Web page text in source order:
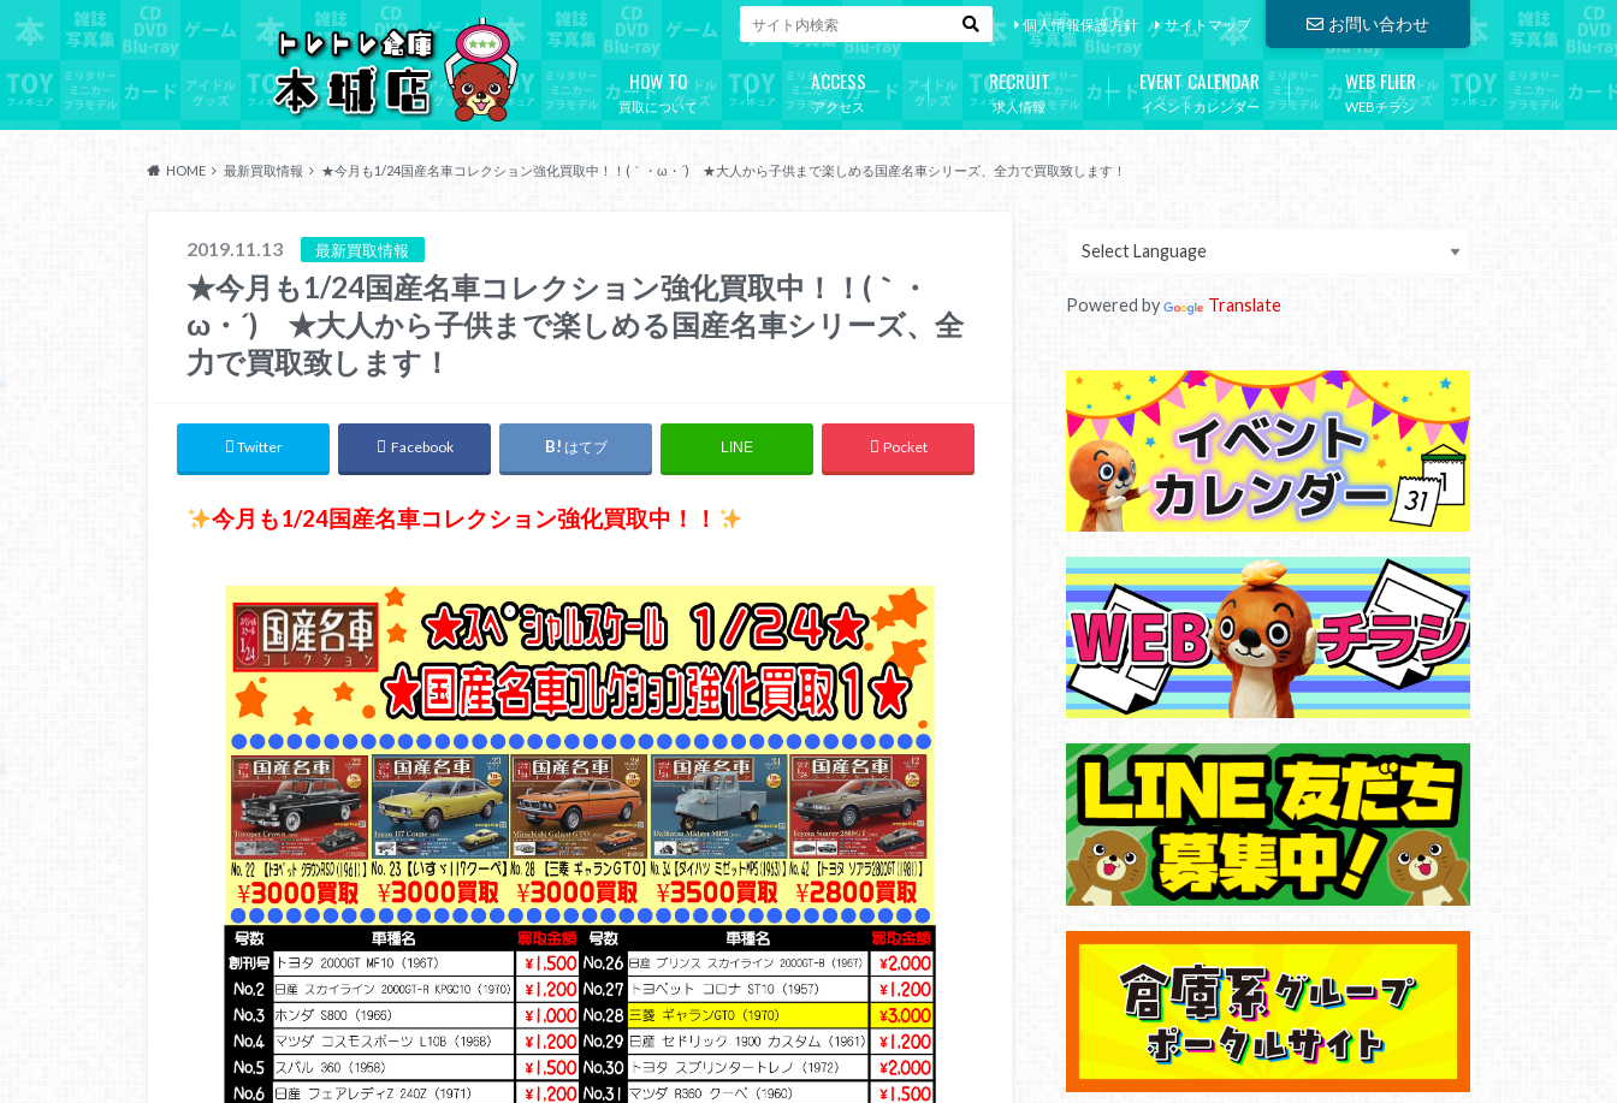
お問い合わせ
個人情報保護方針 サイトマップ
買取について
HOW TO
アクセス
ACCESS
求人情報
RECRUIT
イベントカレンダー
EVENT CALENDAR
WEBチラシ
WEB FLIER
HOME 最新買取情報 ★今月も1/24国産名車コレクション強化買取中！！(｀・ω・´)ゞ★大人から子供まで楽しめる国産名車シリーズ、全力で買取致します！
2019.11.13 最新買取情報
★今月も1/24国産名車コレクション強化買取中！！(｀・
ω・´)ゞ★大人から子供まで楽しめる国産名車シリーズ、全
力で買取致します！
Twitter Facebook はてブ LINE Pocket
今月も1/24国産名車コレクション強化買取中！！
Powered by Translate